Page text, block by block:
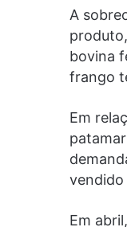
A
bovina
frango
Em
vendido
Em